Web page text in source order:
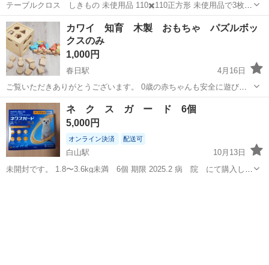
テーブルクロス しきもの 未使用品 110✖️110正方形 未使用品で3枚ご
ざいます。
東京 文京区 後楽園駅 パズル テーブルクロス
カワイ 知育 木製 おもちゃ パズルボッ
クスのみ
1,000円
春日駅
4月16日
ご覧いただきありがとうございます。 0歳の赤ちゃんも安全に遊びな
がら知育につながる 木製のおもちゃです。 ネットショップで現在も扱
いのある人気の おもちゃになります。 まだ遊べるものですので、捨て
てしまうのではなく、 ど...
東京 文京区 春日駅 パズル ボックス
ネ ク ス ガ ー ド 6個
5,000円
オンライン決済 配送可
白山駅
10月13日
未開封です。 1.8〜3.6kg未満 6個 期限 2025.2 病 院 にて購入しま